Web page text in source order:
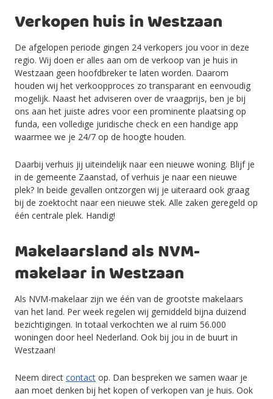
Verkopen huis in Westzaan
De afgelopen periode gingen 24 verkopers jou voor in deze
regio. Wij doen er alles aan om de verkoop van je huis in
Westzaan geen hoofdbreker te laten worden. Daarom
houden wij het verkoopproces zo transparant en eenvoudig
mogelijk. Naast het adviseren over de vraagprijs, ben je bij
ons aan het juiste adres voor een prominente plaatsing op
funda, een volledige juridische check en een handige app
waarmee we je 24/7 op de hoogte houden.
Daarbij verhuis jij uiteindelijk naar een nieuwe woning. Blijf je
in de gemeente Zaanstad, of verhuis je naar een nieuwe
plek? In beide gevallen ontzorgen wij je uiteraard ook graag
bij de zoektocht naar een nieuwe stek. Alle zaken geregeld op
één centrale plek. Handig!
Makelaarsland als NVM-
makelaar in Westzaan
Als NVM-makelaar zijn we één van de grootste makelaars
van het land. Per week regelen wij gemiddeld bijna duizend
bezichtigingen. In totaal verkochten we al ruim 56.000
woningen door heel Nederland. Ook bij jou in de buurt in
Westzaan!
Neem direct contact op. Dan bespreken we samen waar je
aan moet denken bij het kopen of verkopen van je huis. Ook